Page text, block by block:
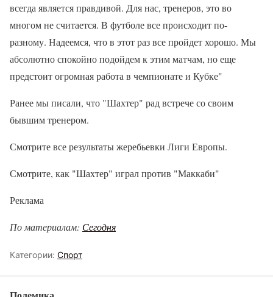
всегда является правдивой. Для нас, тренеров, это во
многом не считается. В футболе все происходит по-
разному. Надеемся, что в этот раз все пройдет хорошо. Мы
абсолютно спокойно подойдем к этим матчам, но еще
предстоит огромная работа в чемпионате и Кубке"
Ранее мы писали, что "Шахтер" рад встрече со своим
бывшим тренером.
Смотрите все результаты жеребьевки Лиги Европы.
Смотрите, как "Шахтер" играл против "Маккаби"
Реклама
По материалам: Сегодня
Категории: Спорт